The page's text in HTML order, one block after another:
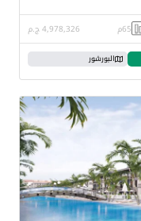
65م 4,978,326 ج.م
البورشور